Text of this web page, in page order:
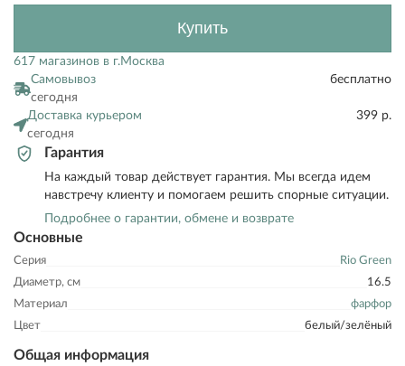
Основные
Серия
Rio Green
Диаметр, см
16.5
Материал
фарфор
Цвет
белый/зелёный
Общая информация
Купить
617 магазинов в г.Москва
Самовывоз
сегодня
бесплатно
Доставка курьером
сегодня
399 р.
Гарантия
На каждый товар действует гарантия. Мы всегда идем
навстречу клиенту и помогаем решить спорные ситуации.
Подробнее о гарантии, обмене и возврате